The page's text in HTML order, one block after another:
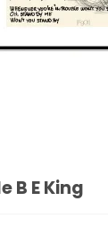
B E King